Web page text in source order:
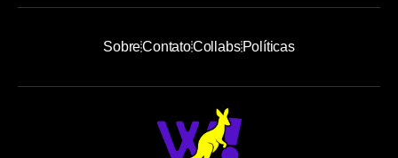
SobreContatoCollabsPolíticas